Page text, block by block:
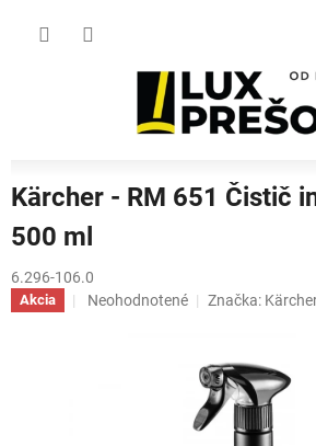
Kärcher - RM 651 Čistič
500 ml
6.296-106.0
Akcia
Priemerné
Neohodnotené Značka: